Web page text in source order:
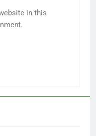
in this